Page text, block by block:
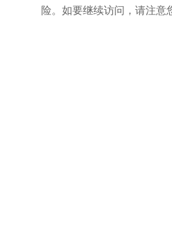
险。如要继续访问，请注意